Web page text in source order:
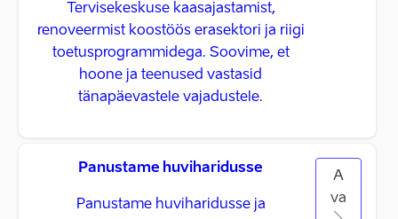
Tervisekeskuse kaasajastamist,
renoveermist koostöös erasektori ja riigi
toetusprogrammidega. Soovime, et
hoone ja teenused vastasid
tänapäevastele vajadustele.
Panustame huviharidusse
Panustame huviharidusse ja
A
va